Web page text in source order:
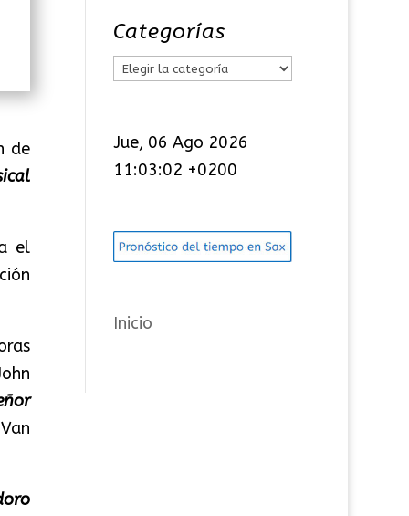
de
el
Categorías
C
e
g
r
í
s
Jue, 06 Ago 2026
11:03:02 +0200
Inicio